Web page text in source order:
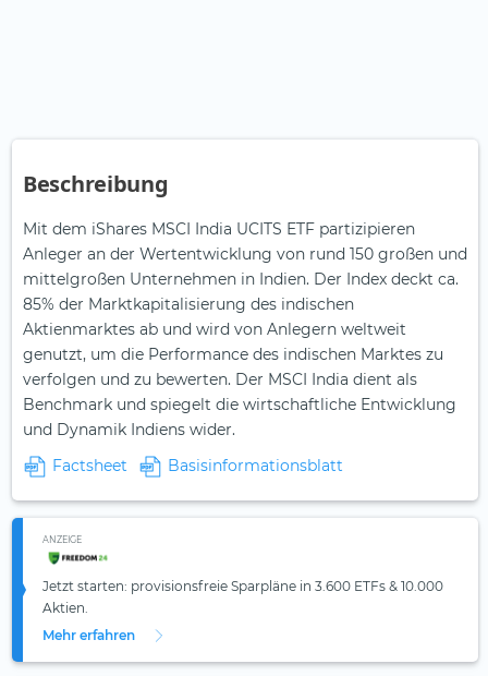
Beschreibung
Mit dem iShares MSCI India UCITS ETF partizipieren
Anleger an der Wertentwicklung von rund 150 großen und
mittelgroßen Unternehmen in Indien. Der Index deckt ca.
85% der Marktkapitalisierung des indischen
Aktienmarktes ab und wird von Anlegern weltweit
genutzt, um die Performance des indischen Marktes zu
verfolgen und zu bewerten. Der MSCI India dient als
Benchmark und spiegelt die wirtschaftliche Entwicklung
und Dynamik Indiens wider.
Factsheet
Basisinformationsblatt
ANZEIGE
Jetzt starten: provisionsfreie Sparpläne in 3.600 ETFs & 10.000
Aktien.
Mehr erfahren